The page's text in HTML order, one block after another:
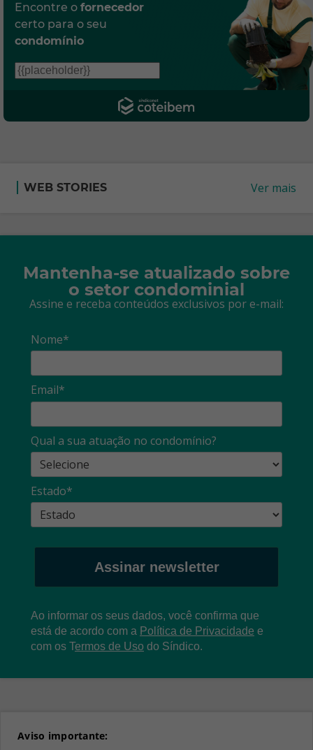
Encontre o fornecedor
certo para o seu
condomínio
WEB STORIES Ver mais
Mantenha-se atualizado sobre
o setor condominial
Assine e receba conteúdos exclusivos por e-mail:
Nome*
Email*
Qual a sua atuação no condomínio?
Estado*
Assinar newsletter
Ao informar os seus dados, você confirma que
está de acordo com a Política de Privacidade e
com os Termos de Uso do Síndico.
Aviso importante: